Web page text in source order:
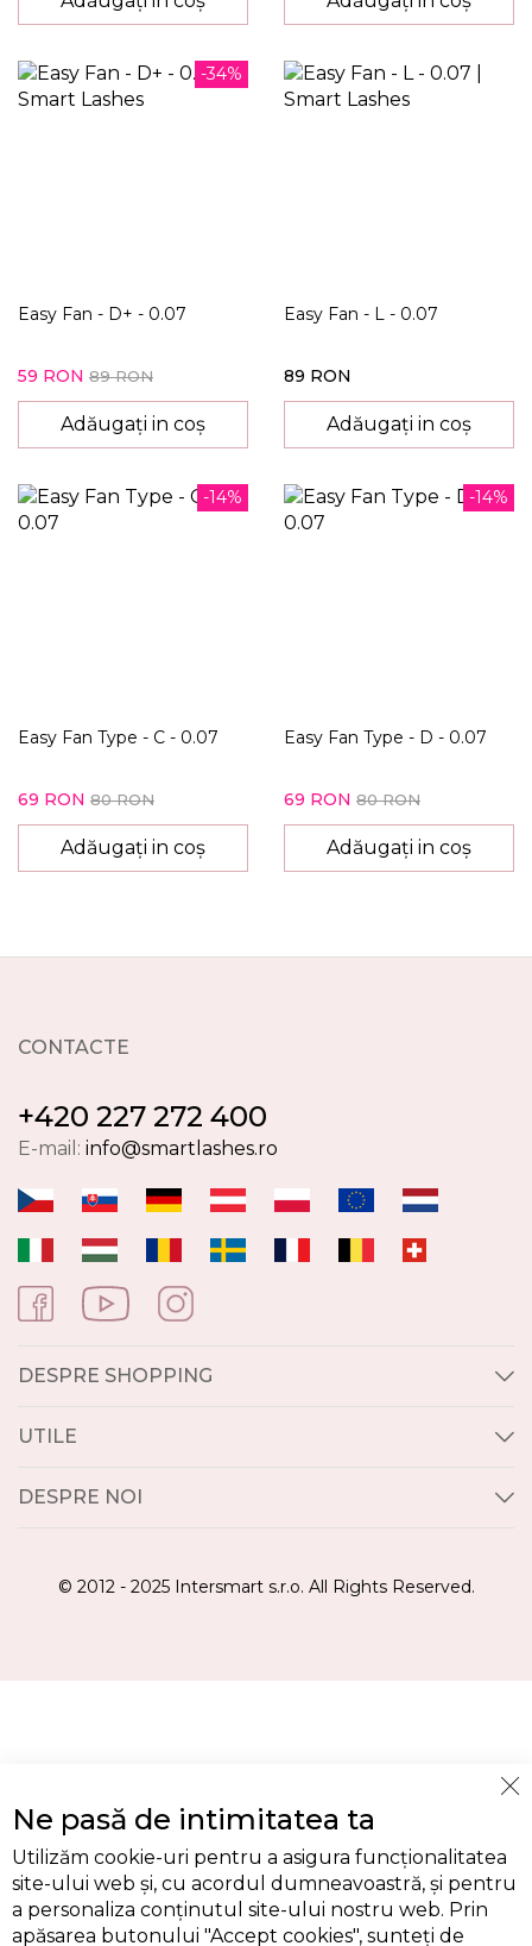
-34%
Easy Fan - D+ - 0.07
59 RON 89 RON
Adăugați in coș
Easy Fan - L - 0.07
89 RON
Adăugați in coș
-14%
Easy Fan Type - C - 0.07
69 RON 80 RON
Adăugați in coș
-14%
Easy Fan Type - D - 0.07
69 RON 80 RON
Adăugați in coș
CONTACTE
+420 227 272 400
E-mail: info@smartlashes.ro
DESPRE SHOPPING
UTILE
DESPRE NOI
© 2012 - 2025 Intersmart s.r.o. All Rights Reserved.
Ne pasă de intimitatea ta
Utilizăm cookie-uri pentru a asigura funcționalitatea
site-ului web și, cu acordul dumneavoastră, și pentru
a personaliza conținutul site-ului nostru web. Prin
apăsarea butonului "Accept cookies", sunteți de